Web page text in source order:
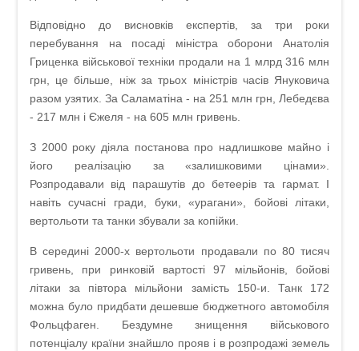
Відповідно до висновків експертів, за три роки
перебування на посаді міністра оборони Анатолія
Гриценка військової техніки продали на 1 млрд 316 млн
грн, це більше, ніж за трьох міністрів часів Януковича
разом узятих. За Саламатіна - на 251 млн грн, Лебедєва
- 217 млн і Єжеля - на 605 млн гривень.
З 2000 року діяла постанова про надлишкове майно і
його реалізацію за «залишковими цінами».
Розпродавали від парашутів до бетеерів та гармат. І
навіть сучасні гради, буки, «урагани», бойові літаки,
вертольоти та танки збували за копійки.
В середині 2000-х вертольоти продавали по 80 тисяч
гривень, при ринковій вартості 97 мільйонів, бойові
літаки за півтора мільйони замість 150-и. Танк 172
можна було придбати дешевше бюджетного автомобіля
Фольцфаген. Бездумне знищення військового
потенціалу країни знайшло прояв і в розпродажі земель